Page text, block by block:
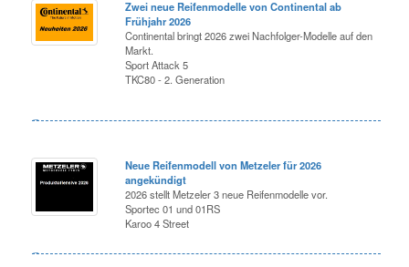
Zwei neue Reifenmodelle von Continental ab
Frühjahr 2026
Continental bringt 2026 zwei Nachfolger-Modelle auf den
Markt.
Sport Attack 5
TKC80 - 2. Generation
Neue Reifenmodell von Metzeler für 2026
angekündigt
2026 stellt Metzeler 3 neue Reifenmodelle vor.
Sportec 01 und 01RS
Karoo 4 Street